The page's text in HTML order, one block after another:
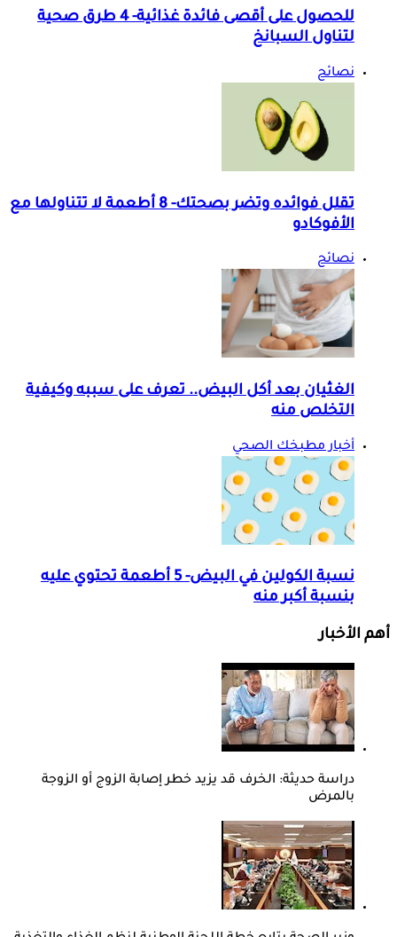
للحصول على أقصى فائدة غذائية- 4 طرق صحية
لتناول السبانخ
نصائح
تقلل فوائده وتضر بصحتك- 8 أطعمة لا تتناولها مع
الأفوكادو
نصائح
الغثيان بعد أكل البيض.. تعرف على سببه وكيفية
التخلص منه
أخبار مطبخك الصحي
نسبة الكولين في البيض- 5 أطعمة تحتوي عليه
بنسبة أكبر منه
أهم الأخبار
دراسة حديثة: الخرف قد يزيد خطر إصابة الزوج أو الزوجة
بالمرض